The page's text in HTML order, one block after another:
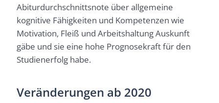
Abiturdurchschnittsnote über allgemeine
kognitive Fähigkeiten und Kompetenzen wie
Motivation, Fleiß und Arbeitshaltung Auskunft
gäbe und sie eine hohe Prognosekraft für den
Studienerfolg habe.
Veränderungen ab 2020